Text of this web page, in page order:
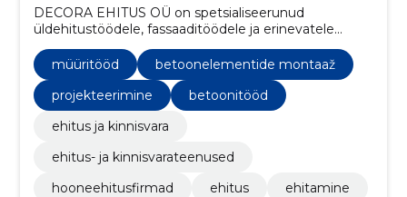
DECORA EHITUS OÜ on spetsialiseerunud
üldehitustöödele, fassaaditöödele ja erinevatele
ehituslahendustele, pakkudes mitmekülgseid
teenuseid alates vundamendist kuni viimistluseni.
müüritööd
betoonelementide montaaž
projekteerimine
betoonitööd
ehitus ja kinnisvara
ehitus- ja kinnisvarateenused
hooneehitusfirmad
ehitus
ehitamine